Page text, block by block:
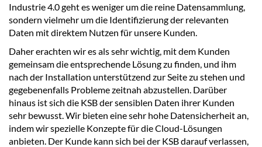
Industrie 4.0 geht es weniger um die reine Datensammlung,
sondern vielmehr um die Identifizierung der relevanten
Daten mit direktem Nutzen für unsere Kunden.
Daher erachten wir es als sehr wichtig, mit dem Kunden
gemeinsam die entsprechende Lösung zu finden, und ihm
nach der Installation unterstützend zur Seite zu stehen und
gegebenenfalls Probleme zeitnah abzustellen. Darüber
hinaus ist sich die KSB der sensiblen Daten ihrer Kunden
sehr bewusst. Wir bieten eine sehr hohe Datensicherheit an,
indem wir spezielle Konzepte für die Cloud-Lösungen
anbieten. Der Kunde kann sich bei der KSB darauf verlassen,